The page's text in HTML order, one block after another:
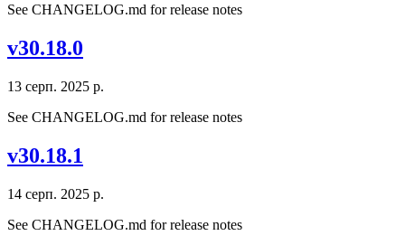
See CHANGELOG.md for release notes
v30.18.0
13 серп. 2025 р.
See CHANGELOG.md for release notes
v30.18.1
14 серп. 2025 р.
See CHANGELOG.md for release notes